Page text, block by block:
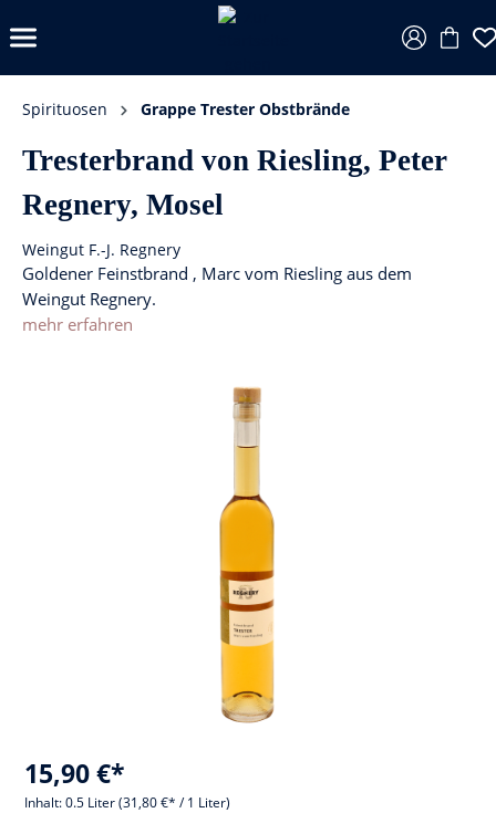
Spirituosen Grappe Trester Obstbrände
Tresterbrand von Riesling, Peter
Regnery, Mosel
Weingut F.-J. Regnery
Goldener Feinstbrand , Marc vom Riesling aus dem
Weingut Regnery.
mehr erfahren
15,90 €*
Inhalt:0.5 Liter(31,80 €* / 1 Liter)